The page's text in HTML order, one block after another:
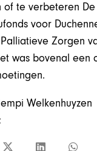
of te verbeteren
voor
Zorgen
was bovenal een
Welkenhuyzen